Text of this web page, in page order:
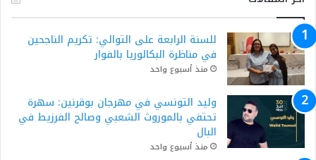
للسنة الرابعة على التوالي: تكريم الناجحين
في مناظرة البكالوريا بالفوار
منذ أسبوع واحد
وليد التونسي في مهرجان بوقرنين: سهرة
تحتفي بالموروث الشعبي وصالح الفرزيط في
البال
منذ أسبوع واحد